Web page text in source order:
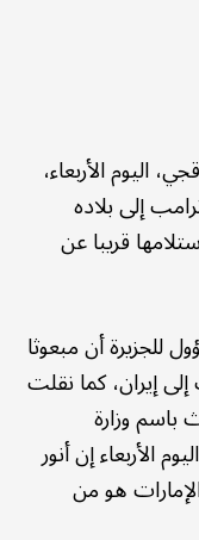
اليوم الأربعاء،
إلى بلاده
قريبا عن
أن مبعوثا
إيران، كما نقلت
باسم وزارة
الأربعاء إن أنور
هو من